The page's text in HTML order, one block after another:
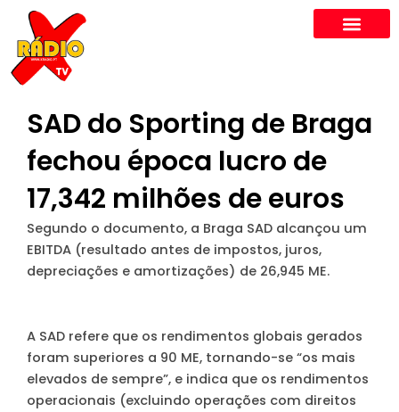
content
SAD do Sporting de Braga
fechou época lucro de
17,342 milhões de euros
Segundo o documento, a Braga SAD alcançou um
EBITDA (resultado antes de impostos, juros,
depreciações e amortizações) de 26,945 ME.
A SAD refere que os rendimentos globais gerados
foram superiores a 90 ME, tornando-se “os mais
elevados de sempre”, e indica que os rendimentos
operacionais (excluindo operações com direitos